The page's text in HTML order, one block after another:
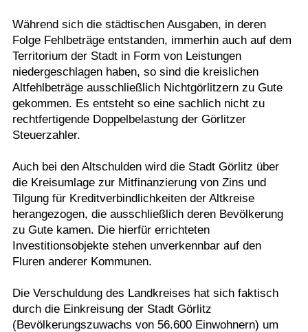
Während sich die städtischen Ausgaben, in deren
Folge Fehlbeträge entstanden, immerhin auch auf dem
Territorium der Stadt in Form von Leistungen
niedergeschlagen haben, so sind die kreislichen
Altfehlbeträge ausschließlich Nichtgörlitzern zu Gute
gekommen. Es entsteht so eine sachlich nicht zu
rechtfertigende Doppelbelastung der Görlitzer
Steuerzahler.
Auch bei den Altschulden wird die Stadt Görlitz über
die Kreisumlage zur Mitfinanzierung von Zins und
Tilgung für Kreditverbindlichkeiten der Altkreise
herangezogen, die ausschließlich deren Bevölkerung
zu Gute kamen. Die hierfür errichteten
Investitionsobjekte stehen unverkennbar auf den
Fluren anderer Kommunen.
Die Verschuldung des Landkreises hat sich faktisch
durch die Einkreisung der Stadt Görlitz
(Bevölkerungszuwachs von 56.600 Einwohnern) um